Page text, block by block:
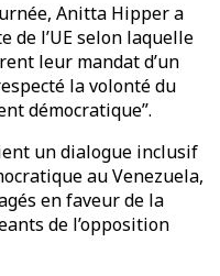
Anitta Hipper a
de l’UE selon laquelle
leur mandat d’un
la volonté du
démocratique”.
un dialogue inclusif
au Venezuela,
en faveur de la
de l’opposition